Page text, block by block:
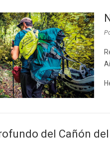
del Cañón